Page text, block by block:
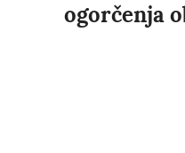
ogorčenja